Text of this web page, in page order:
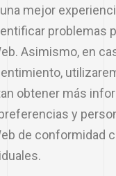
mejor
problemas
Asimismo, en
obtener más
y
de conformidad